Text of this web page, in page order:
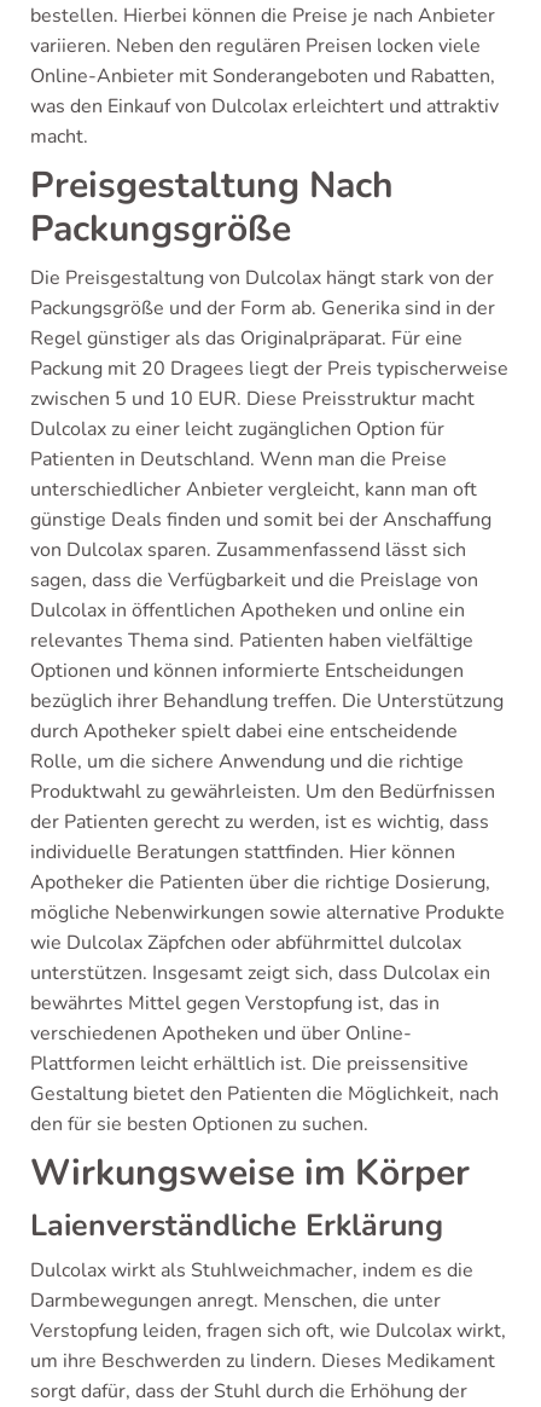
bestellen. Hierbei können die Preise je nach Anbieter
variieren. Neben den regulären Preisen locken viele
Online-Anbieter mit Sonderangeboten und Rabatten,
was den Einkauf von Dulcolax erleichtert und attraktiv
macht.
Preisgestaltung Nach
Packungsgröße
Die Preisgestaltung von Dulcolax hängt stark von der
Packungsgröße und der Form ab. Generika sind in der
Regel günstiger als das Originalpräparat. Für eine
Packung mit 20 Dragees liegt der Preis typischerweise
zwischen 5 und 10 EUR. Diese Preisstruktur macht
Dulcolax zu einer leicht zugänglichen Option für
Patienten in Deutschland. Wenn man die Preise
unterschiedlicher Anbieter vergleicht, kann man oft
günstige Deals finden und somit bei der Anschaffung
von Dulcolax sparen. Zusammenfassend lässt sich
sagen, dass die Verfügbarkeit und die Preislage von
Dulcolax in öffentlichen Apotheken und online ein
relevantes Thema sind. Patienten haben vielfältige
Optionen und können informierte Entscheidungen
bezüglich ihrer Behandlung treffen. Die Unterstützung
durch Apotheker spielt dabei eine entscheidende
Rolle, um die sichere Anwendung und die richtige
Produktwahl zu gewährleisten. Um den Bedürfnissen
der Patienten gerecht zu werden, ist es wichtig, dass
individuelle Beratungen stattfinden. Hier können
Apotheker die Patienten über die richtige Dosierung,
mögliche Nebenwirkungen sowie alternative Produkte
wie Dulcolax Zäpfchen oder abführmittel dulcolax
unterstützen. Insgesamt zeigt sich, dass Dulcolax ein
bewährtes Mittel gegen Verstopfung ist, das in
verschiedenen Apotheken und über Online-
Plattformen leicht erhältlich ist. Die preissensitive
Gestaltung bietet den Patienten die Möglichkeit, nach
den für sie besten Optionen zu suchen.
Wirkungsweise im Körper
Laienverständliche Erklärung
Dulcolax wirkt als Stuhlweichmacher, indem es die
Darmbewegungen anregt. Menschen, die unter
Verstopfung leiden, fragen sich oft, wie Dulcolax wirkt,
um ihre Beschwerden zu lindern. Dieses Medikament
sorgt dafür, dass der Stuhl durch die Erhöhung der